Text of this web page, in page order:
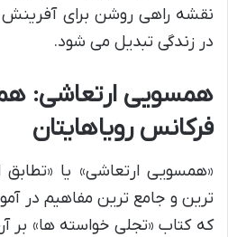
نقشه راهی روشن برای
در زندگی تبدیل می شود.
همسویی ارتعاشی:
فرکانس رویاهایتان
«همسویی ارتعاشی» یا
ترین و جامع ترین مفاهیم در
که کتاب «تجلی خواسته ها» بر